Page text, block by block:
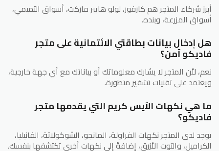
أبرز شركاء المتجر هم كارفور، لولو هايبر ماركت، أسواق التميمي،
أسواق المزرعة، وبنده.
هل إدخال بيانات بطاقتي الائتمانية على متجر
فاديكو آمن؟
نعم، لأن المتجر لا يشارك معلوماتك أو بياناتك مع أي جهة خارجية،
ويعتمد على تقنيات تشفير متطورة.
ما هي نكهات الآيس كريم التي يقدمها متجر
فاديكو؟
يوجد لدى المتجر نكهات الفراولة، المانجو، الشوكولاتة، الفانيليا،
الكراميل، والتوت الأزرق، إضافةً إلى نكهات أخرى تكتشفها بنفسك.